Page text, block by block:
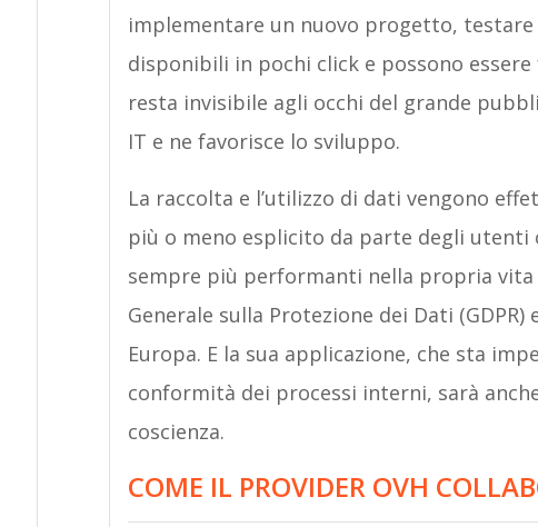
implementare un nuovo progetto, testare
disponibili in pochi click e possono
resta invisibile agli occhi del grande
IT e ne favorisce lo sviluppo.
La raccolta e l’utilizzo di dati vengono
più o meno esplicito da parte degli utenti
sempre più performanti nella propria vita
Generale sulla Protezione dei Dati
Europa. E la sua applicazione, che sta
conformità dei processi interni, sarà
coscienza.
COME IL PROVIDER OVH